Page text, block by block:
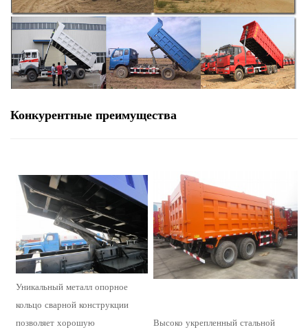
Конкурентные преимущества
Уникальный металл опорное
кольцо сварной конструкции
позволяет хорошую
Высоко укрепленный стальной